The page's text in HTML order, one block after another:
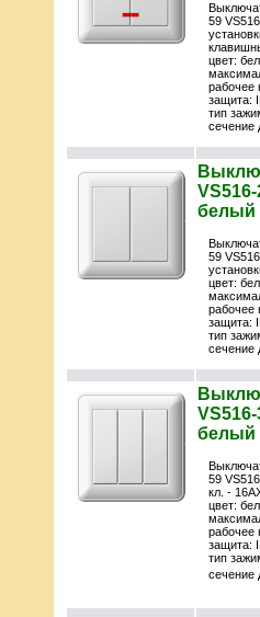
59
цвет:
рабочее
защита:
тип
сечение
белый
59
цвет:
рабочее
защита:
тип
сечение
белый
59
кл. -
цвет:
рабочее
защита:
тип
сечение